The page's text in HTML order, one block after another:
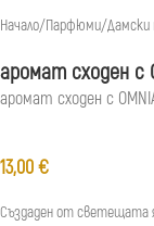
Начало/Парфюми/
аромат сходен с
аромат сходен с
13,00€
Създаден от светещата